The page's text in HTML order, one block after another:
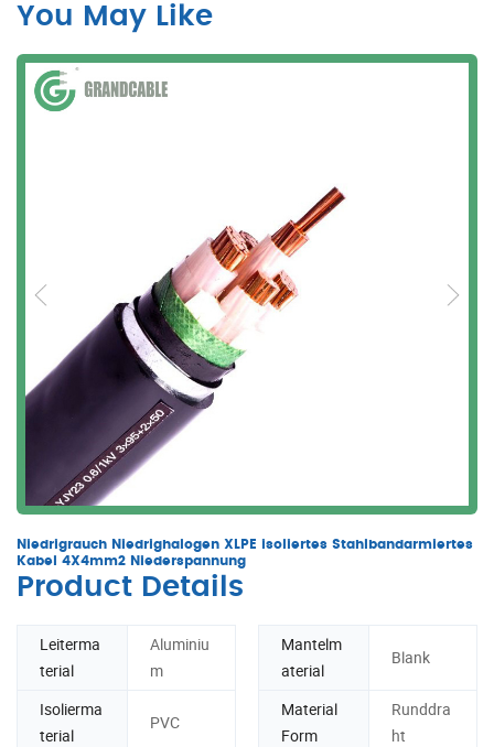
You May Like
Niedrigrauch Niedrighalogen XLPE isoliertes Stahlbandarmiertes
Kabel 4X4mm2 Niederspannung
Product Details
Leiterma
terial
Aluminiu
m
Mantelm
aterial
Blank
Isolierma
terial
PVC
Material
Form
Runddra
ht